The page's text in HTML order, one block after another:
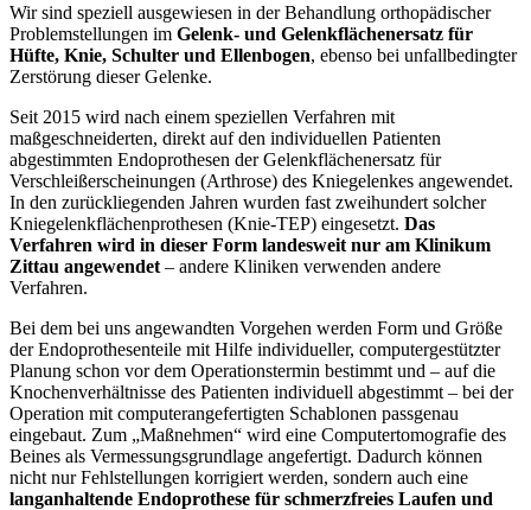
Wir sind speziell ausgewiesen in der Behandlung orthopädischer
Problemstellungen im Gelenk- und Gelenkflächenersatz für
Hüfte, Knie, Schulter und Ellenbogen, ebenso bei unfallbedingter
Zerstörung dieser Gelenke.
Seit 2015 wird nach einem speziellen Verfahren mit
maßgeschneiderten, direkt auf den individuellen Patienten
abgestimmten Endoprothesen der Gelenkflächenersatz für
Verschleißerscheinungen (Arthrose) des Kniegelenkes angewendet.
In den zurückliegenden Jahren wurden fast zweihundert solcher
Kniegelenkflächenprothesen (Knie-TEP) eingesetzt. Das
Verfahren wird in dieser Form landesweit nur am Klinikum
Zittau angewendet – andere Kliniken verwenden andere
Verfahren.
Bei dem bei uns angewandten Vorgehen werden Form und Größe
der Endoprothesenteile mit Hilfe individueller, computergestützter
Planung schon vor dem Operationstermin bestimmt und – auf die
Knochenverhältnisse des Patienten individuell abgestimmt – bei der
Operation mit computerangefertigten Schablonen passgenau
eingebaut. Zum „Maßnehmen“ wird eine Computertomografie des
Beines als Vermessungsgrundlage angefertigt. Dadurch können
nicht nur Fehlstellungen korrigiert werden, sondern auch eine
langanhaltende Endoprothese für schmerzfreies Laufen und